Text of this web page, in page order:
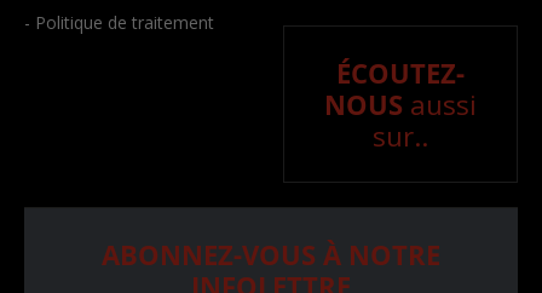
- Politique de traitement
ÉCOUTEZ-
NOUS aussi
sur..
ABONNEZ-VOUS À NOTRE
INFOLETTRE